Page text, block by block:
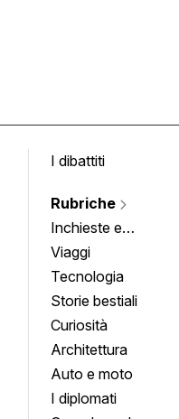
I dibattiti
Rubriche
Inchieste e
approfondimenti
Viaggi
Tecnologia
Storie bestiali
Curiosità
Architettura
Auto e moto
I diplomati